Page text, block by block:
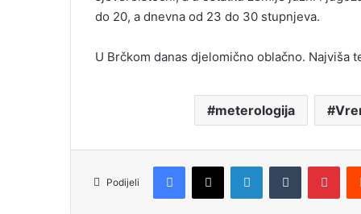
do 20, a dnevna od 23 do 30 stupnjeva.
U Brčkom danas djelomično oblačno. Najviša
meterologija
Podijeli